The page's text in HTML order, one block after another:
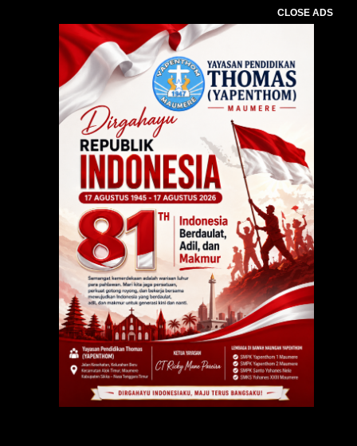
CLOSE ADS